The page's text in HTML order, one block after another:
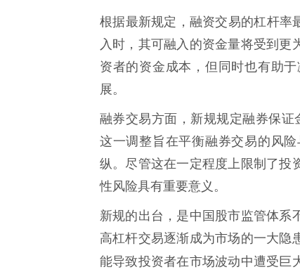
根据最新规定，融资交易的杠杆率
入时，其可融入的资金量将受到
资者的资金成本，但同时也有助
展。
融券交易方面，新规规定融券保证
这一调整旨在平衡融券交易的风
纵。尽管这在一定程度上限制了投
性风险具有重要意义。
新规的出台，是中国股市监管体系
高杠杆交易逐渐成为市场的一大隐
能导致投资者在市场波动中遭受巨